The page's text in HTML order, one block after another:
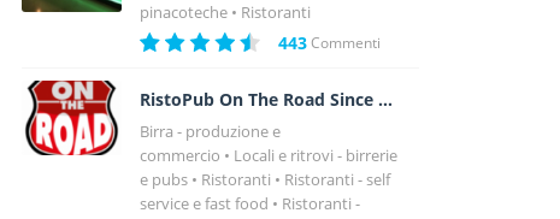
pinacoteche
Ristoranti
443Commenti
RistoPub On The Road Since 1980
Birra - produzione e
commercio
Locali e ritrovi - birrerie
e pubs
Ristoranti
Ristoranti - self
service e fast food
Ristoranti -